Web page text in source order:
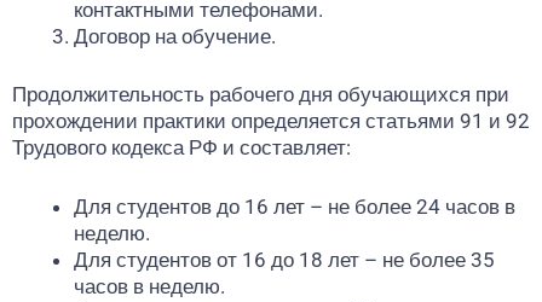
контактными телефонами.
Договор на обучение.
Продолжительность рабочего дня обучающихся при
прохождении практики определяется статьями 91 и 92
Трудового кодекса РФ и составляет:
Для студентов до 16 лет – не более 24 часов в
неделю.
Для студентов от 16 до 18 лет – не более 35
часов в неделю.